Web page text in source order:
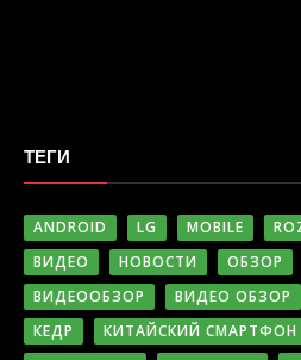
ТЕГИ
ANDROID LG MOBILE
ВИДЕО
НОВОСТИ ОБЗОР
ВИДЕООБЗОР
ВИДЕО ОБЗОР
КЕДР
КИТАЙСКИЙ СМАРТФОН